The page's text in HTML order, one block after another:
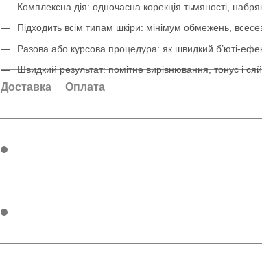
Комплексна дія: одночасна корекція тьмяності,
Підходить всім типам шкіри: мінімум обмежень,
Разова або курсова процедура: як швидкий б’юті-
Швидкий результат: помітне вирівнювання, тонус і
Доставка Оплата